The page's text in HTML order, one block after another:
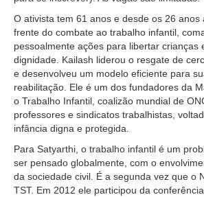
Diretores
Comitês
Comitê Gestor Regional do PJe
Comitê Gestor Regional do e-Gestão
Processuais Unificadas
Comitê do Datajud
Comissão Regional de Pesquisa
Dados
Comissão de Ética
O ativista tem 61 anos e desde os 26 anos
frente do combate ao trabalho infantil,
pessoalmente ações para libertar crianças
dignidade. Kailash liderou o resgate de
e desenvolveu um modelo eficiente para
reabilitação. Ele é um dos fundadores da
o Trabalho Infantil, coalizão mundial de
professores e sindicatos trabalhistas,
infância digna e protegida.
Para Satyarthi, o trabalho infantil é um
ser pensado globalmente, com o
da sociedade civil. É a segunda vez que o
TST. Em 2012 ele participou da